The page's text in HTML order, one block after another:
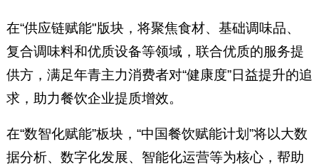
在“供应链赋能"版块，将聚焦食材、基础调味品、
复合调味料和优质设备等领域，联合优质的服务提
供方，满足年青主力消费者对“健康度”日益提升的追
求，助力餐饮企业提质增效。
在“数智化赋能”板块，“中国餐饮赋能计划”将以大数
据分析、数字化发展、智能化运营等为核心，帮助